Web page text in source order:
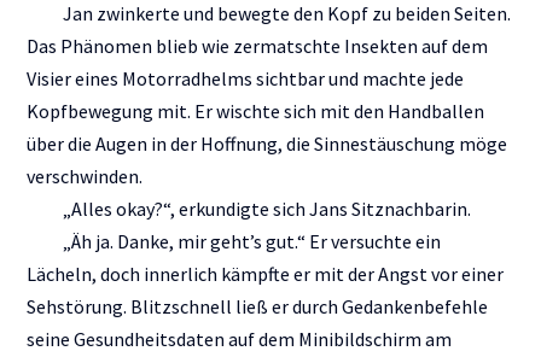
Jan zwinkerte und bewegte den Kopf zu beiden Seiten.
Das Phänomen blieb wie zermatschte Insekten auf dem
Visier eines Motorradhelms sichtbar und machte jede
Kopfbewegung mit. Er wischte sich mit den Handballen
über die Augen in der Hoffnung, die Sinnestäuschung möge
verschwinden.
„Alles okay?“, erkundigte sich Jans Sitznachbarin.
„Äh ja. Danke, mir geht’s gut.“ Er versuchte ein
Lächeln, doch innerlich kämpfte er mit der Angst vor einer
Sehstörung. Blitzschnell ließ er durch Gedankenbefehle
seine Gesundheitsdaten auf dem Minibildschirm am